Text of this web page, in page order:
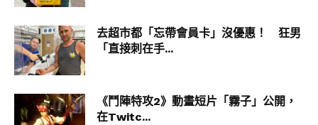
去超市都「忘帶會員卡」沒優惠！ 狂男
「直接刺在手...
《鬥陣特攻2》動畫短片「霧子」公開，
在Twitc...